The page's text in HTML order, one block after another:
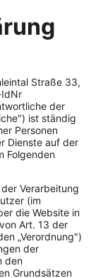
Straße 33,
der
ist ständig
Personen
Dienste auf der
Folgenden
Verarbeitung
(im
die Website in
Art. 13 der
„Verordnung")
der
den
Grundsätzen